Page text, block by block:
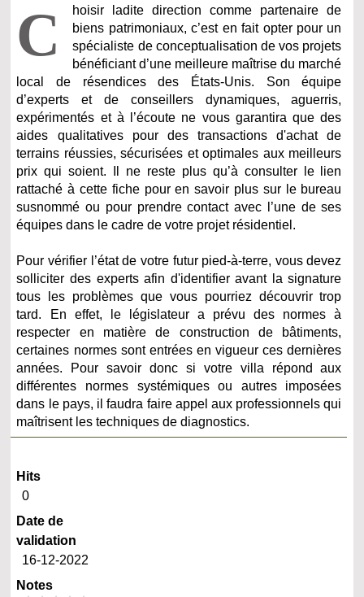
C
hoisir ladite direction comme partenaire de
biens patrimoniaux, c’est en fait opter pour un
spécialiste de conceptualisation de vos projets
bénéficiant d’une meilleure maîtrise du marché
local de résendices des États-Unis. Son équipe
d’experts et de conseillers dynamiques, aguerris,
expérimentés et à l’écoute ne vous garantira que des
aides qualitatives pour des transactions d'achat de
terrains réussies, sécurisées et optimales aux meilleurs
prix qui soient. Il ne reste plus qu’à consulter le lien
rattaché à cette fiche pour en savoir plus sur le bureau
susnommé ou pour prendre contact avec l’une de ses
équipes dans le cadre de votre projet résidentiel.
Pour vérifier l’état de votre futur pied-à-terre, vous devez
solliciter des experts afin d'identifier avant la signature
tous les problèmes que vous pourriez découvrir trop
tard. En effet, le législateur a prévu des normes à
respecter en matière de construction de bâtiments,
certaines normes sont entrées en vigueur ces dernières
années. Pour savoir donc si votre villa répond aux
différentes normes systémiques ou autres imposées
dans le pays, il faudra faire appel aux professionnels qui
maîtrisent les techniques de diagnostics.
Hits
0
Date de
validation
16-12-2022
Notes